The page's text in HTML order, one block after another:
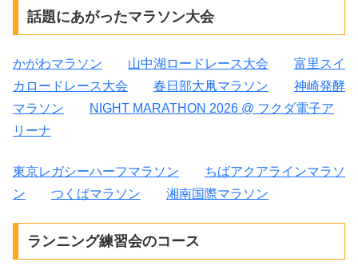
話題にあがったマラソン大会
かがわマラソン 山中湖ロードレース大会
富里スイ
カロードレース大会
春日部大凧マラソン
神崎発酵
マラソン
NIGHT MARATHON 2026 @ フクダ電子ア
リーナ
東京レガシーハーフマラソン
ちばアクアラインマラソ
ン
つくばマラソン 湘南国際マラソン
ランニング練習会のコース